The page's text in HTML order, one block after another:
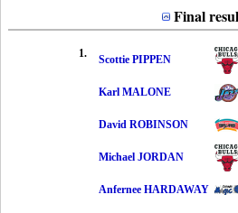
Final
1. Scottie PIPPEN
Karl MALONE
David ROBINSON
Michael JORDAN
Anfernee HARDAWAY